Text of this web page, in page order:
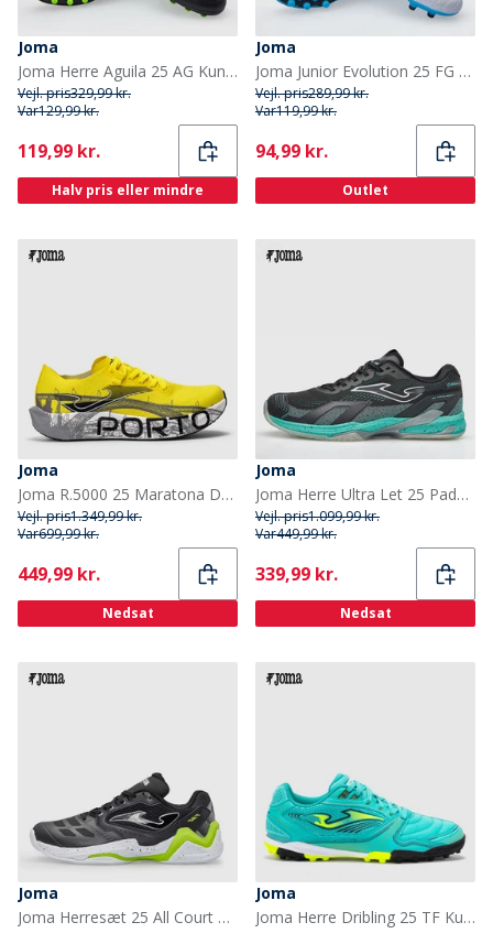
Joma
Joma Herre Aguila 25 AG Kunstgræs Fodboldstøvler Sort/Fluoro Green
Vejl. pris329,99 kr.
Var129,99 kr.
Current
119,99 kr.
Halv pris eller mindre
Joma
Joma Junior Evolution 25 FG Faste Jord Fodboldstøvler Hvid
Vejl. pris289,99 kr.
Var119,99 kr.
Current
94,99 kr.
Outlet
Joma
Joma R.5000 25 Maratona Do Porto Speed Neutral Løbesko Fluorescent Yellow
Vejl. pris1.349,99 kr.
Var699,99 kr.
Current
449,99 kr.
Nedsat
Joma
Joma Herre Ultra Let 25 Padelsko Sort
Vejl. pris1.099,99 kr.
Var449,99 kr.
Current
339,99 kr.
Nedsat
Joma
Joma Herresæt 25 All Court Tennis sko Sort
Joma
Joma Herre Dribling 25 TF Kunstgræs Fodboldstøvler Turquoise